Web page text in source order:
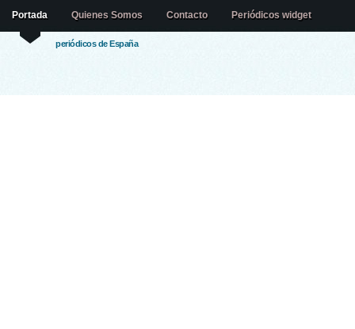
periódicos de España
Portada Quienes Somos Contacto Periódicos widget